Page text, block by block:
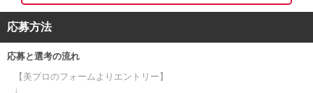
働き方の全面サポートを致します。
◆自分のお店を持ちたいけど、開業資金が無い
◆今の給料に満足していない
応募方法
応募と選考の流れ
【美プロのフォームよりエントリー】
↓